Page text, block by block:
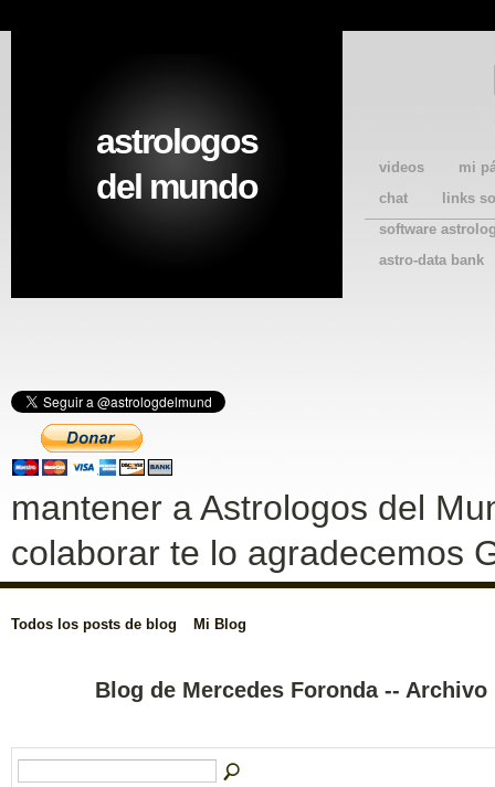
videos
mi
chat
links
software
astro-data bank
astrologos
del mundo
mantener a Astrologos del
colaborar te lo agradecemos
Todos los posts de blog Mi Blog
Blog de Mercedes Foronda --